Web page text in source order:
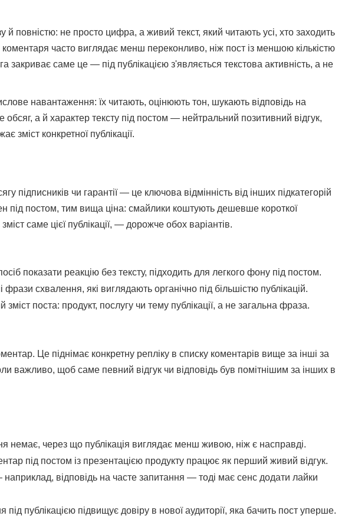
повністю: не просто цифра, а живий текст, який читають усі, хто заходить
часто виглядає менш переконливо, ніж пост із меншою кількістю
закриває саме це — під публікацією з'являється текстова активність, а не
навантаження: їх читають, оцінюють тон, шукають відповідь на
а й характер тексту під постом — нейтральний позитивний відгук,
зміст конкретної публікації.
підписників чи гарантії — це ключова відмінність від інших підкатегорій
під постом, тим вища ціна: смайлики коштують дешевше короткої
саме цієї публікації, — дорожче обох варіантів.
показати реакцію без тексту, підходить для легкого фону під постом.
фрази схвалення, які виглядають органічно під більшістю публікацій.
поста: продукт, послугу чи тему публікації, а не загальна фраза.
Це піднімає конкретну репліку в списку коментарів вище за інші за
важливо, щоб саме певний відгук чи відповідь був помітнішим за інших в
немає, через що публікація виглядає менш живою, ніж є насправді.
під постом із презентацією продукту працює як перший живий відгук.
відповідь на часте запитання — тоді має сенс додати лайки
публікацією підвищує довіру в нової аудиторії, яка бачить пост уперше.